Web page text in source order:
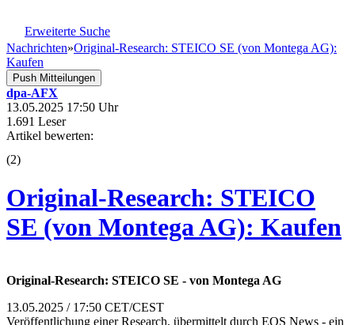
Erweiterte Suche
Nachrichten»Original-Research: STEICO SE (von Montega AG):
Kaufen
Push Mitteilungen
dpa-AFX
13.05.2025 17:50 Uhr
1.691 Leser
Artikel bewerten:
(2)
Original-Research: STEICO
SE (von Montega AG): Kaufen
Original-Research: STEICO SE - von Montega AG
13.05.2025 / 17:50 CET/CEST
Veröffentlichung einer Research, übermittelt durch EQS News - ein